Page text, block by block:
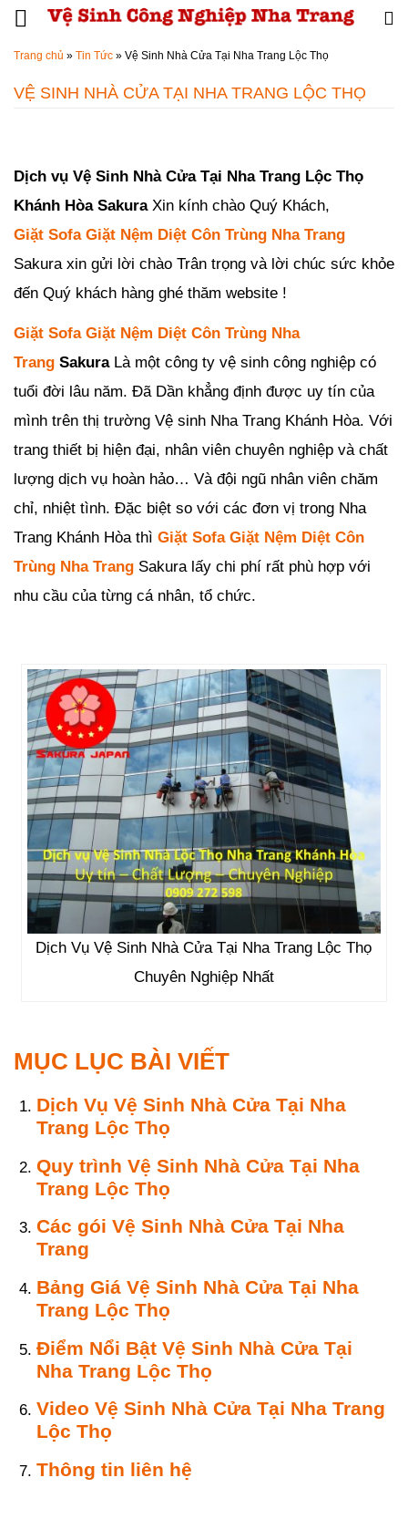
Đến nội dung chính
Trang chủ » Tin Tức » Vệ Sinh Nhà Cửa Tại Nha Trang Lộc Thọ
VỆ SINH NHÀ CỬA TẠI NHA TRANG LỘC THỌ
Dịch vụ Vệ Sinh Nhà Cửa Tại Nha Trang Lộc Thọ
Khánh Hòa Sakura Xin kính chào Quý Khách,
Giặt Sofa Giặt Nệm Diệt Côn Trùng Nha Trang
Sakura xin gửi lời chào Trân trọng và lời chúc sức khỏe
đến Quý khách hàng ghé thăm website !
Giặt Sofa Giặt Nệm Diệt Côn Trùng Nha
Trang Sakura Là một công ty vệ sinh công nghiệp có
tuổi đời lâu năm. Đã Dần khẳng định được uy tín của
mình trên thị trường Vệ sinh Nha Trang Khánh Hòa. Với
trang thiết bị hiện đại, nhân viên chuyên nghiệp và chất
lượng dịch vụ hoàn hảo… Và đội ngũ nhân viên chăm
chỉ, nhiệt tình. Đặc biệt so với các đơn vị trong Nha
Trang Khánh Hòa thì Giặt Sofa Giặt Nệm Diệt Côn
Trùng Nha Trang Sakura lấy chi phí rất phù hợp với
nhu cầu của từng cá nhân, tổ chức.
Dịch Vụ Vệ Sinh Nhà Cửa Tại Nha Trang Lộc Thọ
Chuyên Nghiệp Nhất
MỤC LỤC BÀI VIẾT
Dịch Vụ Vệ Sinh Nhà Cửa Tại Nha
Trang Lộc Thọ
Quy trình Vệ Sinh Nhà Cửa Tại Nha
Trang Lộc Thọ
Các gói Vệ Sinh Nhà Cửa Tại Nha
Trang
Bảng Giá Vệ Sinh Nhà Cửa Tại Nha
Trang Lộc Thọ
Điểm Nổi Bật Vệ Sinh Nhà Cửa Tại
Nha Trang Lộc Thọ
Video Vệ Sinh Nhà Cửa Tại Nha Trang
Lộc Thọ
Thông tin liên hệ